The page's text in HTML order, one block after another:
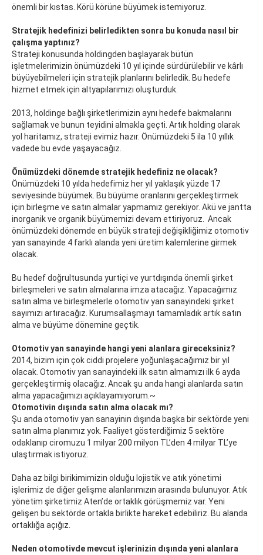
önemli bir kıstas. Körü körüne büyümek istemiyoruz.
Stratejik hedefinizi belirledikten sonra bu konuda nasıl bir
çalışma yaptınız?
Strateji konusunda holdingden başlayarak bütün
işletmelerimizin önümüzdeki 10 yıl içinde sürdürülebilir ve kârlı
büyüyebilmeleri için stratejik planlarını belirledik. Bu hedefe
hizmet etmek için altyapılarımızı oluşturduk.
2013, holdinge bağlı şirketlerimizin aynı hedefe bakmalarını
sağlamak ve bunun teyidini almakla geçti. Artık holding olarak
yol haritamız, strateji evimiz hazır. Önümüzdeki 5 ila 10 yıllık
vadede bu evde yaşayacağız.
Önümüzdeki dönemde stratejik hedefiniz ne olacak?
Önümüzdeki 10 yılda hedefimiz her yıl yaklaşık yüzde 17
seviyesinde büyümek. Bu büyüme oranlarını gerçekleştirmek
için birleşme ve satın almalar yapmamız gerekiyor. Akü ve jantta
inorganik ve organik büyümemizi devam ettiriyoruz. Ancak
önümüzdeki dönemde en büyük strateji değişikliğimiz otomotiv
yan sanayinde 4 farklı alanda yeni üretim kalemlerine girmek
olacak.
Bu hedef doğrultusunda yurtiçi ve yurtdışında önemli şirket
birleşmeleri ve satın almalarına imza atacağız. Yapacağımız
satın alma ve birleşmelerle otomotiv yan sanayindeki şirket
sayımızı artıracağız. Kurumsallaşmayı tamamladık artık satın
alma ve büyüme dönemine geçtik.
Otomotiv yan sanayinde hangi yeni alanlara gireceksiniz?
2014, bizim için çok ciddi projelere yoğunlaşacağımız bir yıl
olacak. Otomotiv yan sanayindeki ilk satın almamızı ilk 6 ayda
gerçekleştirmiş olacağız. Ancak şu anda hangi alanlarda satın
alma yapacağımızı açıklayamıyorum.~
Otomotivin dışında satın alma olacak mı?
Şu anda otomotiv yan sanayinin dışında başka bir sektörde yeni
satın alma planımız yok. Faaliyet gösterdiğimiz 5 sektöre
odaklanıp ciromuzu 1 milyar 200 milyon TL’den 4 milyar TL’ye
ulaştırmak istiyoruz.
Daha az bilgi birikimimizin olduğu lojistik ve atık yönetimi
işlerimiz de diğer gelişme alanlarımızın arasında bulunuyor. Atık
yönetim şirketimiz Aten’de ortaklık görüşmemiz var. Yeni
gelişen bu sektörde ortakla birlikte hareket edebiliriz. Bu alanda
ortaklığa açığız.
Neden otomotivde mevcut işlerinizin dışında yeni alanlara